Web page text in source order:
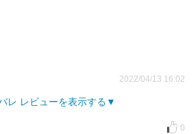
2022/04/13 16:02
レ レビューを表示する
0